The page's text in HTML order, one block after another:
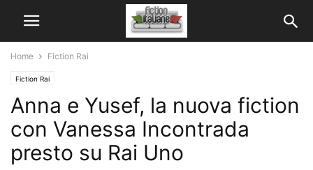
Home Fiction Rai
Fiction Rai
Anna e Yusef, la nuova fiction
con Vanessa Incontrada
presto su Rai Uno